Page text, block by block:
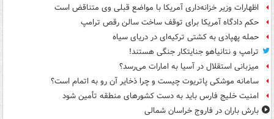
اظهارات وزیر خزانه‌داری آمریکا با مواضع قبلی وی متناقض است
حکم دادگاه آمریکا برای توقف ساخت سالن رقص ترامپ
حمله پهپادی به کشتی ترکیه‌ای در دریای سیاه
ترامپ و نتانیاهو جنایتکار جنگی هستند!
میزبانی استقلال در آسیا به امارات می‌رسد؟
سامانه موشکی پاتریوت چیست و چرا ذخایر آن رو به اتمام است؟
امنیت خلیج فارس باید به دست کشورهای منطقه تأمین شود
بارش باران در فاروج خراسان شمالی